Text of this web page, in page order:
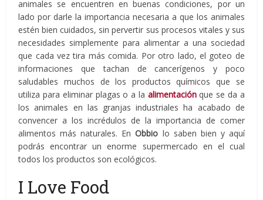
animales se encuentren en buenas condiciones, por un
lado por darle la importancia necesaria a que los animales
estén bien cuidados, sin pervertir sus procesos vitales y sus
necesidades simplemente para alimentar a una sociedad
que cada vez tira más comida. Por otro lado, el goteo de
informaciones que tachan de cancerígenos y poco
saludables muchos de los productos químicos que se
utiliza para eliminar plagas o a la alimentación que se da a
los animales en las granjas industriales ha acabado de
convencer a los incrédulos de la importancia de comer
alimentos más naturales. EnObbio lo saben bien y aquí
podrás encontrar un enorme supermercado en el cual
todos los productos son ecológicos.
I Love Food